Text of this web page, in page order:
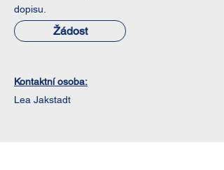
dopisu.
Kontaktní osoba:
Lea Jakstadt​
Žádost